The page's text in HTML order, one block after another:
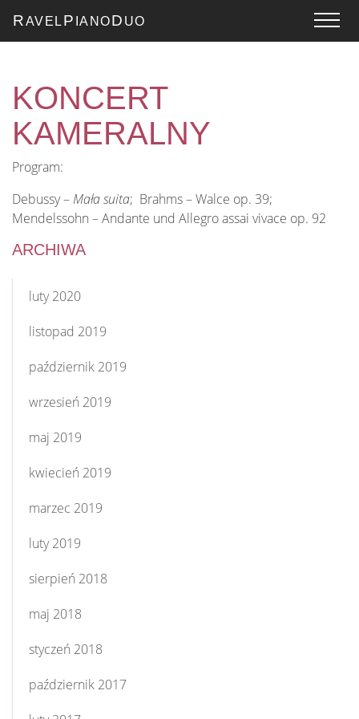
RAVEL P IANOD UO
KONCERT
KAMERALNY
Program:
Debussy – Mała suita; Brahms – Walce op. 39;
Mendelssohn – Andante und Allegro assai vivace op. 92
ARCHIWA
luty 2020
listopad 2019
październik 2019
wrzesień 2019
maj 2019
kwiecień 2019
marzec 2019
luty 2019
sierpień 2018
maj 2018
styczeń 2018
październik 2017